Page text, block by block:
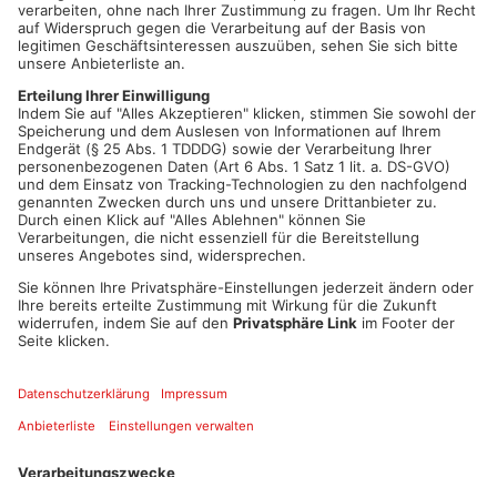
Die unbekannten Täter müssen den Bootsantrieb in der Zeit
zwischen Dienstag, den 04. Oktober, und dem gestrigen
Sonntag entwendet haben. Die Polizeibeamten stellten bei der
Ortsbegehung fest, dass auch der Motor eines weiteren dort
verwahrten Bootes gestohlen worden ist.
Die Ermittlungen zum Tatgeschehen wie auch den noch
unbekannten Tätern hat inzwischen die Wasserschutzpolizei
übernommen und bittet mögliche Zeugen, sich zu melden.
Hinweise nimmt die Verkehrspolizeiinspektion Aschaffenburg-
Hösbach unter Tel. 06021/857-2530 entgegen.
Quelle: Polizei
Artikel teilen
ANZEIGE